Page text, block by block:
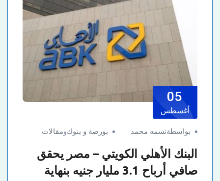
05
أغسطس
بواسطةنسمه محمد بورصة و بنوكومقالات
البنك الأهلي الكويتي – مصر يحقق
صافي أرباح 3.1 مليار جنيه بنهاية